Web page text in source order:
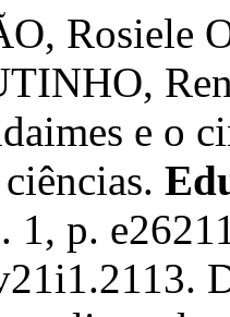
Rosiele
e o
1, p.